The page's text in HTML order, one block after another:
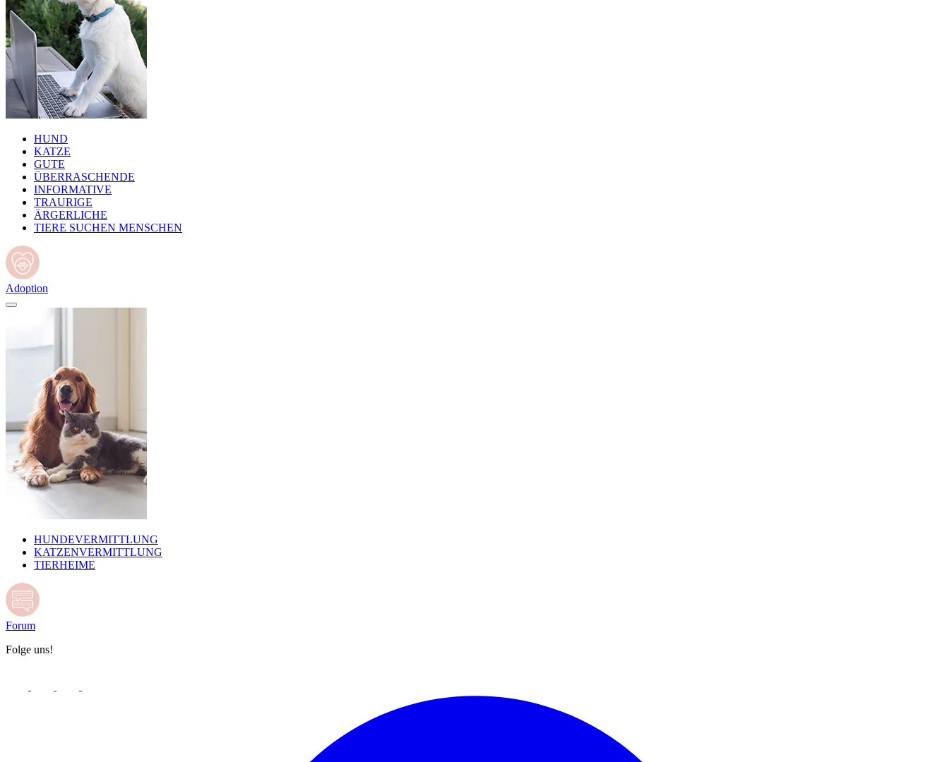
HUND
KATZE
GUTE
ÜBERRASCHENDE
INFORMATIVE
TRAURIGE
ÄRGERLICHE
TIERE SUCHEN MENSCHEN
Adoption
HUNDEVERMITTLUNG
KATZENVERMITTLUNG
TIERHEIME
Forum
Folge uns!